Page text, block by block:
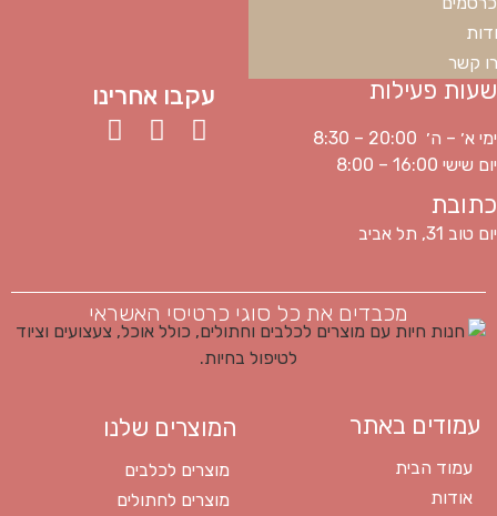
קשר
שעות פעילות
ימי א׳ – ה׳ 20:00 – 8:30
יום שישי 16:00 – 8:00
כתובת
יום טוב 31, תל אביב
עקבו אחרינו
מכבדים את כל סוגי כרטיסי האשראי
עמודים באתר
עמוד הבית
אודות
המוצרים שלנו
מוצרים לכלבים
מוצרים לחתולים